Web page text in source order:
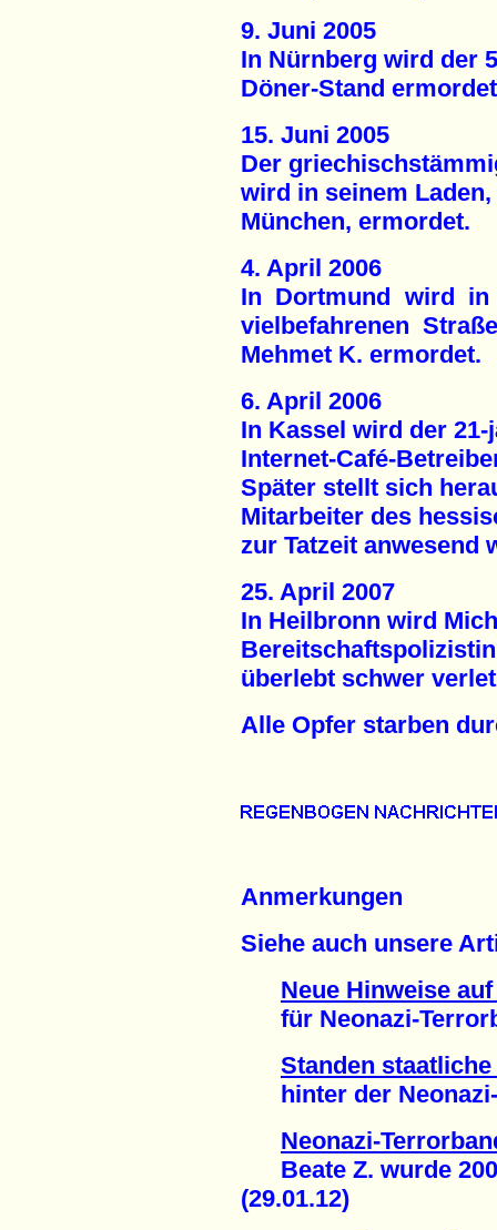
9. Juni 2005
In Nürnberg wird der
Döner-Stand
15. Juni 2005
Der
wird in seinem
München, ermordet.
4. April 2006
In Dortmund wird in
vielbefahrenen
Mehmet K. ermordet.
6. April 2006
In Kassel wird der
Internet-Café-
Später stellt sich
Mitarbeiter des
zur Tatzeit anwesend
25. April 2007
In Heilbronn wird
überlebt schwer
Alle Opfer starben
Anmerkungen
Siehe auch unsere
Neue Hinweise
für Neonazi-
Standen
hinter der Neonazi-
Neonazi-
Beate Z. wurde
(29.01.12)